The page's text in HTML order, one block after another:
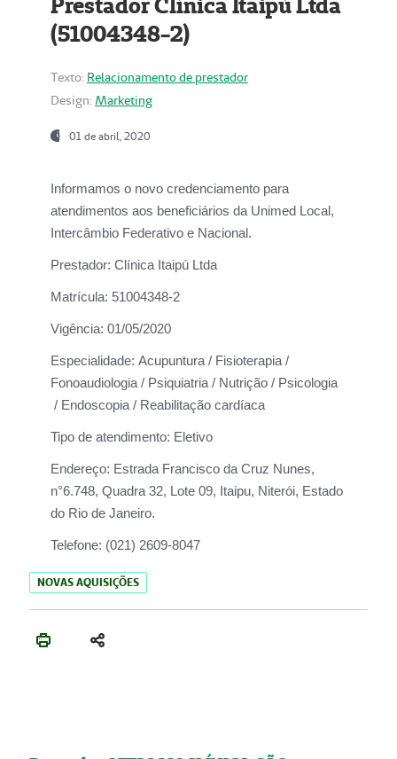
(51004348-2)
Texto: Relacionamento de prestador
Design: Marketing
01 de abril, 2020
Informamos o novo credenciamento para
atendimentos aos beneficiários da Unimed Local,
Intercâmbio Federativo e Nacional.
Prestador: Clínica Itaipú Ltda
Matrícula: 51004348-2
Vigência: 01/05/2020
Especialidade: Acupuntura / Fisioterapia /
Fonoaudiologia / Psiquiatria / Nutrição / Psicologia
/ Endoscopia / Reabilitação cardíaca
Tipo de atendimento: Eletivo
Endereço: Estrada Francisco da Cruz Nunes,
n°6.748, Quadra 32, Lote 09, Itaipu, Niterói, Estado
do Rio de Janeiro.
Telefone: (021) 2609-8047
NOVAS AQUISIÇÕES